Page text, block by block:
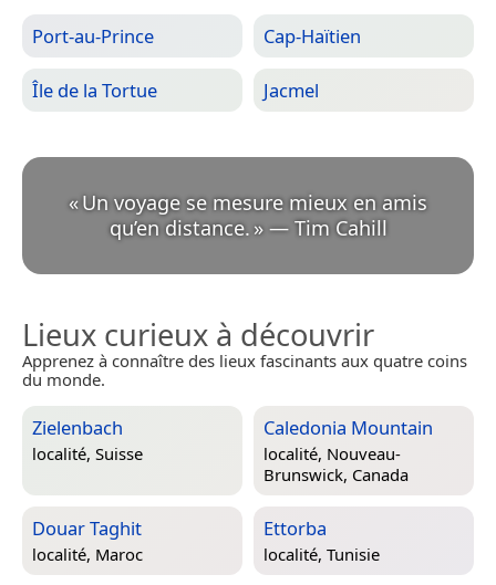
Port-au-Prince Cap-Haïtien
Île de la Tortue Jacmel
«Un voyage se mesure mieux en amis
qu’en distance. » — Tim Cahill
Lieux curieux à découvrir
Apprenez à connaître des lieux fascinants aux quatre coins
du monde.
Zielenbach
localité, Suisse
Caledonia Mountain
localité, Nouveau-
Brunswick, Canada
Douar Taghit
localité, Maroc
Ettorba
localité, Tunisie